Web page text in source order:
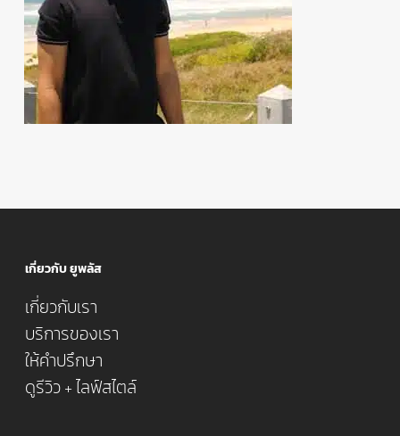
เกี่ยวกับ ยูพลัส
เกี่ยวกับเรา
บริการของเรา
ให้คำปรึกษา
ดูรีวิว + ไลฟ์สไตล์